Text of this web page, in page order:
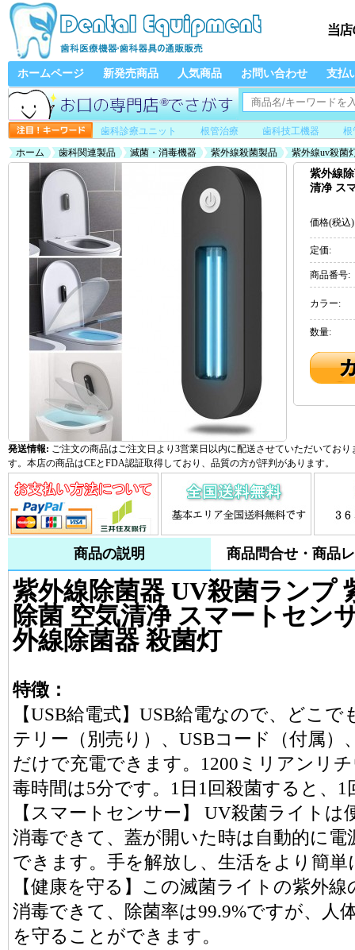
ホームページ 新発売商品 人気商品 お問い合わせ 支払
歯科診療ユニット 根管治療 歯科技工機器
根
ホーム
歯科関連製品 滅菌・消毒機器 紫外線殺菌製品
紫外線uv殺菌
貼り付け式 紫外線除菌器 殺菌灯
紫外線
清净 ス
価格(税込
定価:
商品番号:
カラー:
数量:
発送情報: ご注文の商品はご注文日より3営業日以内に配送させていただいてお
す。本店の商品はCEとFDA認証取得しており、品質の方が評判があります。
商品の説明 商品問合せ・商品
紫外線除菌器 UV殺菌ランプ
除菌 空気清净 スマートセン
外線除菌器 殺菌灯
特徴：
【USB給電式】USB給電なので、どこ
テリー（別売り）、USBコード（付属
だけで充電できます。1200ミリアンリ
毒時間は5分です。1日1回殺菌すると、
【スマートセンサー】 UV殺菌ライト
消毒できて、蓋が開いた時は自動的に
できます。手を解放し、生活をより簡
【健康を守る】この滅菌ライトの紫外
消毒できて、除菌率は99.9%ですが、人
を守ることができます。